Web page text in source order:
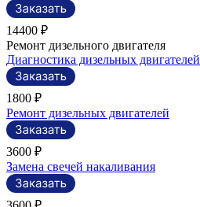
14400 ₽
Ремонт дизельного двигателя
Диагностика дизельных двигателей
1800 ₽
Ремонт дизельных двигателей
3600 ₽
Замена свечей накаливания